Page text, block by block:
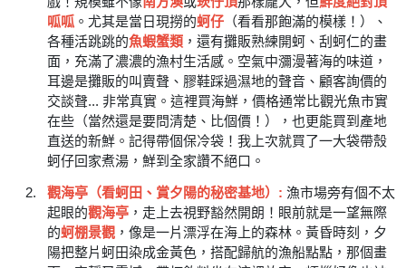
呱呱 。尤其是當日現撈的蚵仔 （看看那飽滿的模樣！）、
各種活跳跳的魚蝦蟹類 ，還有攤販熟練開蚵、刮蚵仁的畫
面，充滿了濃濃的漁村生活感。空氣中瀰漫著海的味道，
耳邊是攤販的叫賣聲、膠鞋踩過濕地的聲音、顧客詢價的
交談聲... 非常真實。這裡買海鮮，價格通常比觀光魚市實
在些（當然還是要問清楚、比個價！），也更能買到產地
直送的新鮮。記得帶個保冷袋！我上次就買了一大袋帶殼
蚵仔回家煮湯，鮮到全家讚不絕口。
觀海亭（看蚵田、賞夕陽的秘密基地）: 漁市場旁有個不太
起眼的觀海亭 ，走上去視野豁然開朗！眼前就是一望無際
的蚵棚景觀 ，像是一片漂浮在海上的森林。黃昏時刻，夕
陽把整片蚵田染成金黃色，搭配歸航的漁船點點，那個畫